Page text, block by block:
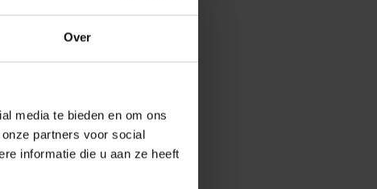
Over
media te bieden en om ons
partners voor social
informatie die u aan ze heeft
0,25KW